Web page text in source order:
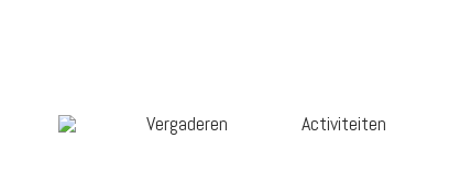
Vergaderen Activiteiten